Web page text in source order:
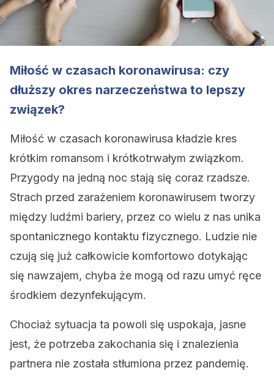
Miłość w czasach koronawirusa: czy
dłuższy okres narzeczeństwa to lepszy
związek?
Miłość w czasach koronawirusa kładzie kres
krótkim romansom i krótkotrwałym związkom.
Przygody na jedną noc stają się coraz rzadsze.
Strach przed zarażeniem koronawirusem tworzy
między ludźmi bariery, przez co wielu z nas unika
spontanicznego kontaktu fizycznego. Ludzie nie
czują się już całkowicie komfortowo dotykając
się nawzajem, chyba że mogą od razu umyć ręce
środkiem dezynfekującym.
Chociaż sytuacja ta powoli się uspokaja, jasne
jest, że potrzeba zakochania się i znalezienia
partnera nie została stłumiona przez pandemię.